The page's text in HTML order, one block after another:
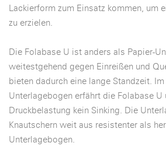
Lackierform zum Einsatz kommen, um
zu erzielen.
Die Folabase U ist anders als Papier-
weitestgehend gegen Einreißen und
bieten dadurch eine lange Standzeit.
Unterlagebogen erfährt die Folabase U
Druckbelastung kein Sinking. Die
Knautschern weit aus resistenter als
Unterlagebogen.